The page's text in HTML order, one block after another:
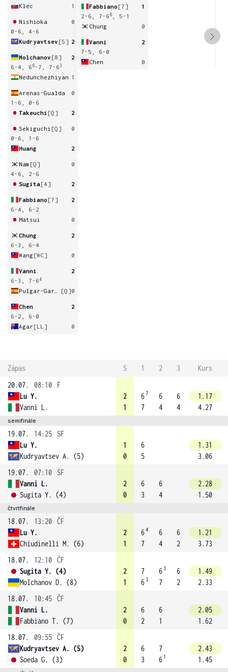
Klec
1
Nishioka
0
0-6, 4-6
Kudryavtsev [5] 2
Molchanov [8]
2
6-4, 6 6-7, 7-63
Nedunchezhiyan 1
Arenas-Gualda
0
1-6, 0-6
Takeuchi [Q] 2
Sekiguchi [Q]
0
0-6, 1-6
Huang
2
Nam [Q]
0
4-6, 2-6
Sugita[4] 2
Fabbiano [7]
2
6-4, 6-2
Matsui
0
Chung
2
6-3, 6-4
Wang[WC] 0
Vanni
2
6-3, 7-64
[Q]0
Chen
2
6-2, 6-0
Agar[LL] 0
Fabbiano [7]
1
2-6, 7-6 6
, 5-1
Chung
0
Vanni
2
7-5, 6-0
Chen
0
Zápas S 1 2 3
Kurs
20.07.
08:10
F
Lu Y.
Vanni L.
2
1
67
7
6
4
6
4
1.17
4.27
semifinále
19.07. 14:25
SF
Lu Y.
Kudryavtsev A. (5)
1
0
6
5
1.31
3.06
19.07.
07:10
SF
Vanni L.
Sugita Y. (4)
2
0
6
3
6
4
2.28
1.50
čtvrtfinále
18.07. 13:20 ČF
Lu Y.
Chiudinelli M. (6)
2
1
64
7
6
4
6
2
1.21
3.73
18.07.
12:10 ČF
Sugita Y. (4)
Molchanov D. (8)
2
1
7
6 3
6 3
7
6
2
1.49
2.33
18.07.
10:45 ČF
Vanni L.
Fabbiano T. (7)
2
0
6
2
6
1
2.05
1.62
18.07.
09:55 ČF
Kudryavtsev A. (5)
Soeda G. (3)
2
0
6
3
7
6 1
2.43
1.45